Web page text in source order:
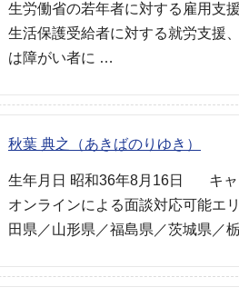
生労働省の若年者に対する雇用支
生活保護受給者に対する就労支援
は障がい者に …
秋葉 典之（あきばのりゆき）
生年月日 昭和36年8月16日 キャ
オンラインによる面談対応可能エ
田県／山形県／福島県／茨城県／